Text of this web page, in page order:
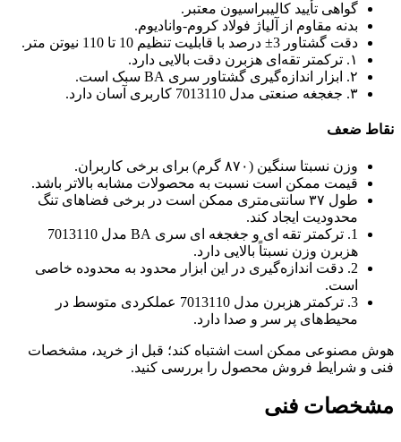
گواهی تأیید کالیبراسیون معتبر.
بدنه مقاوم از آلیاژ فولاد کروم-وانادیوم.
دقت گشتاور 3± درصد با قابلیت تنظیم 10 تا 110 نیوتن متر.
۱. ترکمتر تقه‌ای هزبرن دقت بالایی دارد.
۲. ابزار اندازه‌گیری گشتاور سری BA سبک است.
۳. جغجغه صنعتی مدل 7013110 کاربری آسان دارد.
نقاط ضعف
وزن نسبتا سنگین (۸۷۰ گرم) برای برخی کاربران.
قیمت ممکن است نسبت به محصولات مشابه بالاتر باشد.
طول ۳۷ سانتی‌متری ممکن است در برخی فضاهای تنگ
محدودیت ایجاد کند.
1. ترکمتر تقه ای و جغجغه ای سری BA مدل 7013110
هزبرن وزن نسبتاً بالایی دارد.
2. دقت اندازه‌گیری در این ابزار محدود به محدوده خاصی
است.
3. ترکمتر هزبرن مدل 7013110 عملکردی متوسط در
محیط‌های پر سر و صدا دارد.
هوش مصنوعی ممکن است اشتباه کند؛ قبل از خرید، مشخصات
فنی و شرایط فروش محصول را بررسی کنید.
مشخصات فنی